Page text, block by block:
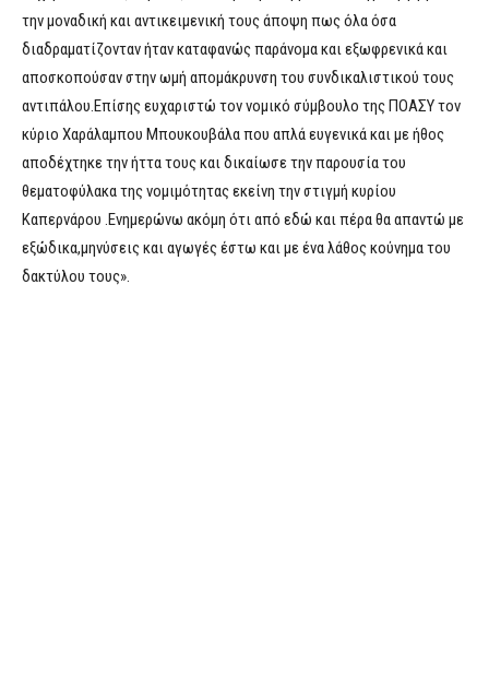
την μοναδική και αντικειμενική τους άποψη πως όλα όσα
διαδραματίζονταν ήταν καταφανώς παράνομα και εξωφρενικά και
αποσκοπούσαν στην ωμή απομάκρυνση του συνδικαλιστικού τους
αντιπάλου.Επίσης ευχαριστώ τον νομικό σύμβουλο της ΠΟΑΣΥ τον
κύριο Χαράλαμπου Μπουκουβάλα που απλά ευγενικά και με ήθος
αποδέχτηκε την ήττα τους και δικαίωσε την παρουσία του
θεματοφύλακα της νομιμότητας εκείνη την στιγμή κυρίου
Καπερνάρου .Ενημερώνω ακόμη ότι από εδώ και πέρα θα απαντώ με
εξώδικα,μηνύσεις και αγωγές έστω και με ένα λάθος κούνημα του
δακτύλου τους».